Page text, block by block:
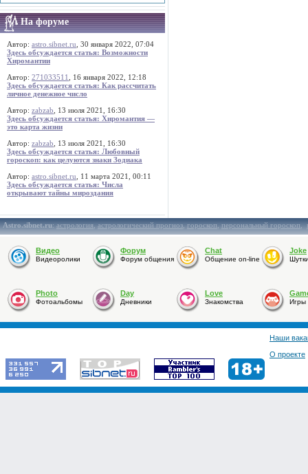
На форуме
Автор: astro.sibnet.ru , 30 января 2022, 07:04
Здесь обсуждается статья: Возможности
Хиромантии
Автор: 271033511
, 16 января 2022, 12:18
Здесь обсуждается статья: Как рассчитать
личное денежное число
Автор: zabzab , 13 июля 2021, 16:30
Здесь обсуждается статья: Хиромантия —
это карта жизни
Автор: zabzab , 13 июля 2021, 16:30
Здесь обсуждается статья: Любовный
гороскоп: как целуются знаки Зодиака
Автор: astro.sibnet.ru , 11 марта 2021, 00:11
Здесь обсуждается статья: Числа
открывают тайны мироздания
Astro.sibnet.ru:астрология,астрологический прогноз,гороскоп,персональный гороскоп,
Видео
Видеоролики
Форум
Форум общения
Chat
Общение on-line
Joke
Photo
Фотоальбомы
Day
Дневники
Love
Знакомства Игры
Наши
О проекте